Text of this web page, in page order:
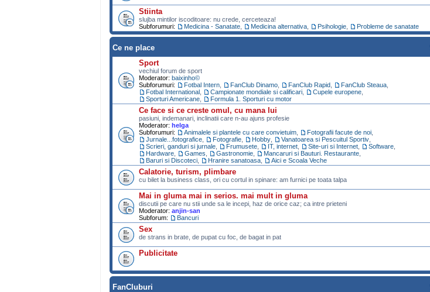
Stiinta
slujba mintilor iscoditoare: nu crede, cerceteaza!
Subforumuri:
Medicina - Sanatate Medicina alternativa Psihologie Probleme de sanatate
Ce ne place
Sport
vechiul forum de sport
Moderator: baixinho©
Subforumuri:
Fotbal Intern FanClub Dinamo FanClub Rapid FanClub Steaua
Fotbal International
Campionate mondiale si calificari Cupele europene
Sporturi Americane
Formula 1. Sporturi cu motor
Ce face si ce creste omul, cu mana lui
pasiuni, indemanari, inclinatii care n-au ajuns profesie
Moderator: helga
Subforumuri:
Animalele si plantele cu care convietuim Fotografii facute de noi
Jurnale...fotografice
Fotografie Hobby Vanatoarea si Pescuitul Sportiv
Scrieri, ganduri si jurnale
Frumusete IT, internet Site-uri si Internet Software
Hardware
Games Gastronomie Mancaruri si Bauturi. Restaurante
Baruri si Discoteci
Hranire sanatoasa Aici e Scoala Veche
Calatorie, turism, plimbare
cu bilet la business class, ori cu cortul in spinare: am furnici pe toata talpa
Mai in gluma mai in serios. mai mult in gluma
discutii pe care nu stii unde sa le incepi, haz de orice caz; ca intre prieteni
Moderator: anjin-san
Subforum:
Bancuri
Sex
de strans in brate, de pupat cu foc, de bagat in pat
Publicitate
FanCluburi